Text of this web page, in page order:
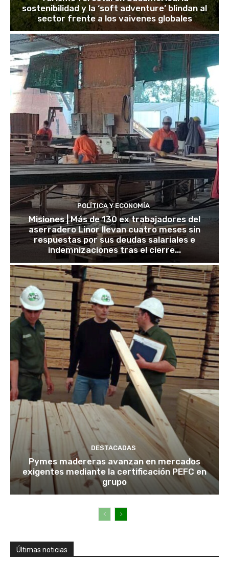
sostenibilidad y la ‘soft adventure’ blindan al
sector frente a los vaivenes globales
POLÍTICA Y ECONOMÍA
Misiones | Más de 130 ex trabajadores del
aserradero Linor llevan cuatro meses sin
respuestas por sus deudas salariales e
indemnizaciones tras el cierre...
DESTACADAS
Pymes madereras avanzan en mercados
exigentes mediante la certificación PEFC en
grupo
Últimas noticias